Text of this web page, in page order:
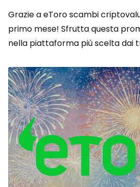
Grazie a eToro scambi
primo mese! Sfrutta questa
nella piattaforma più scelta dai